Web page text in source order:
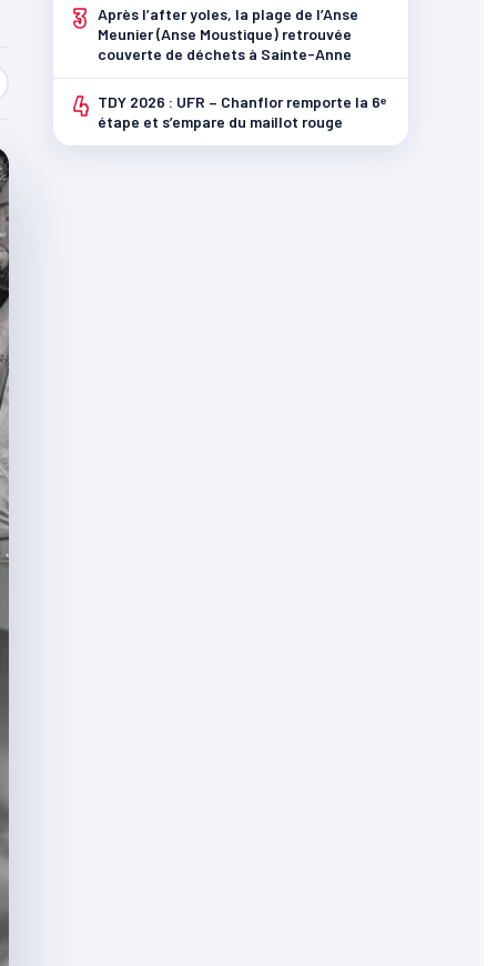
3 Après l’after yoles, la plage de l’Anse
Meunier (Anse Moustique) retrouvée
couverte de déchets à Sainte-Anne
4 TDY 2026 : UFR – Chanflor remporte la 6ᵉ
étape et s’empare du maillot rouge